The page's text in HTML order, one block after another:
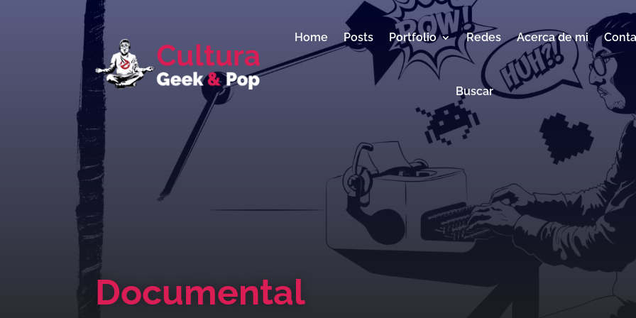
Home Posts Portfolio Redes Acerca de mi
Buscar
Documental